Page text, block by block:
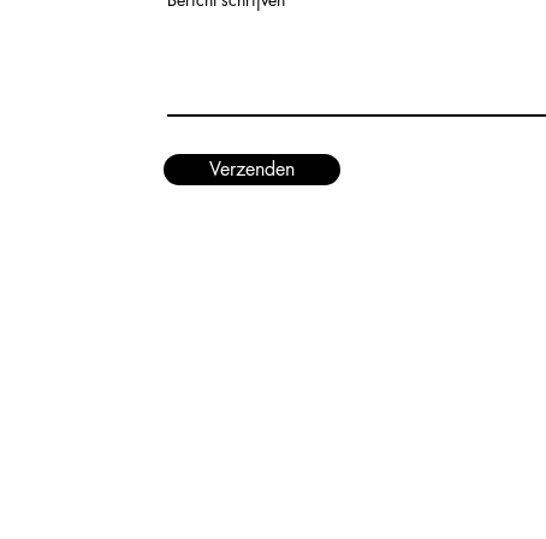
Verzenden